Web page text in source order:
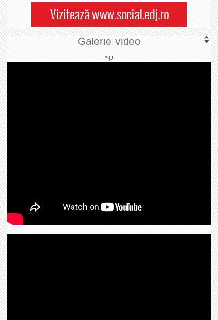
Galerie video
<p